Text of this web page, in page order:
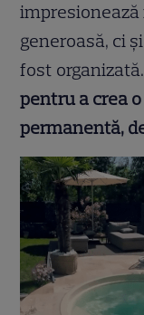
generoasă, ci
fost organizată.
pentru a crea
permanentă,